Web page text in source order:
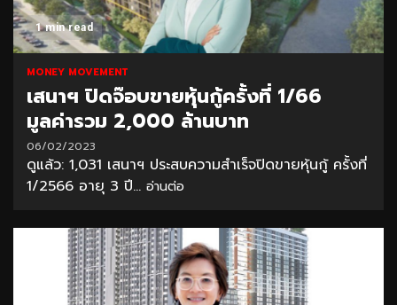
1 min read
MONEY MOVEMENT
เสนาฯ ปิดจ๊อบขายหุ้นกู้ครั้งที่ 1/66
มูลค่ารวม 2,000 ล้านบาท
06/02/2023
ดูแล้ว: 1,031 เสนาฯ ประสบความสำเร็จปิดขายหุ้นกู้ ครั้งที่
1/2566 อายุ 3 ปี... อ่านต่อ